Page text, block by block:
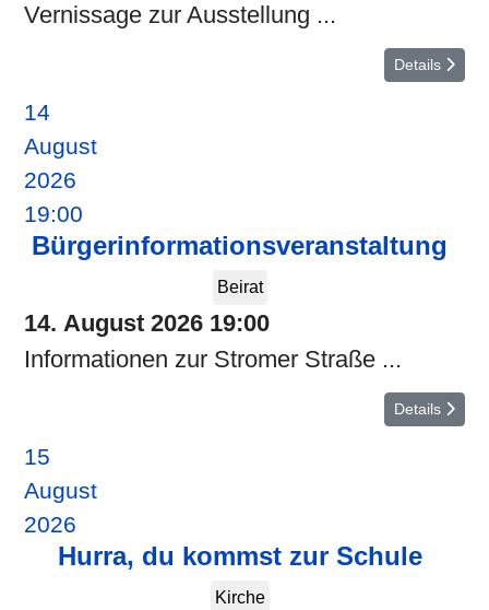
Vernissage zur Ausstellung ...
Details
14
August
2026
19:00
Bürgerinformationsveranstaltung
Beirat
14. August 2026 19:00
Informationen zur Stromer Straße ...
Details
15
August
2026
Hurra, du kommst zur Schule
Kirche